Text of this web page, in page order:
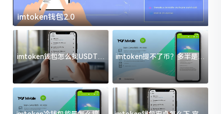
imtoken钱包2.0
imtoken钱包怎么找USDT地
址？三步搞定不踩坑
imtoken提不了币？多半是这
几件事没处理好